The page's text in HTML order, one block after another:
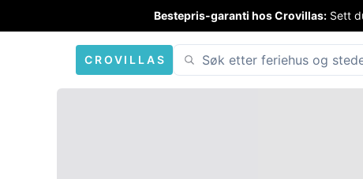
Bestepris-garanti hos Crovillas: Sett
CROVILLAS